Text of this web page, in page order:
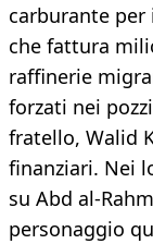
carburante per
che fattura
raffinerie
forzati nei
fratello, Walid
finanziari. Nei
su Abd al-
personaggio